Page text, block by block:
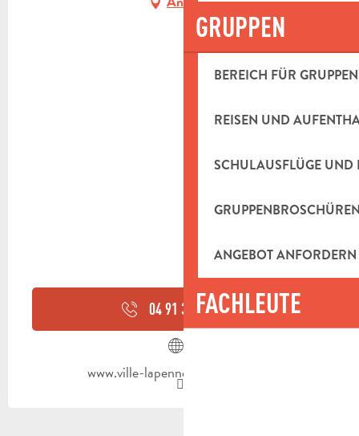
GRUPPEN
BEREICH FÜR GRUPPEN
REISEN UND
SCHULAUSFLÜGE UND
ANGEBOT ANFORDERN
FACHLEUTE
04 91 31 32▒▒
www.ville-lapennesurhuveaune.fr